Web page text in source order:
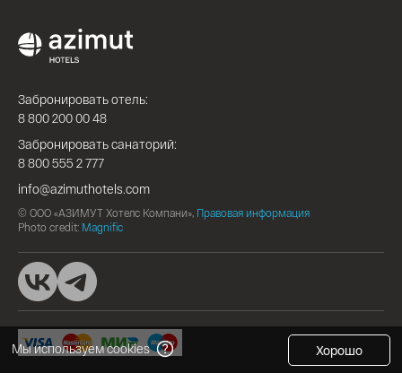
Забронировать отель:
8 800 200 00 48
Забронировать санаторий:
8 800 555 2 777
info@azimuthotels.com
© ООО «АЗИМУТ Хотелс Компани», Правовая информация
Photo credit: Magnific
Мы используем cookies Хорошо